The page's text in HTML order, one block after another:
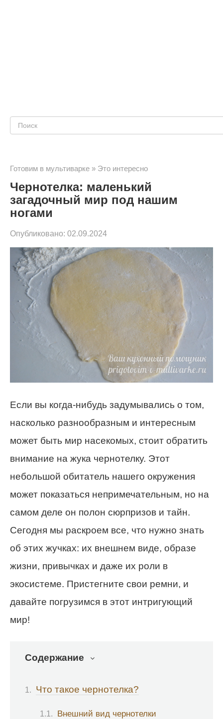
Поиск:
Готовим в мультиварке » Это интересно
Чернотелка: маленький
загадочный мир под нашим
ногами
Опубликовано: 02.09.2024
Если вы когда-нибудь задумывались о том,
насколько разнообразным и интересным
может быть мир насекомых, стоит обратить
внимание на жука чернотелку. Этот
небольшой обитатель нашего окружения
может показаться непримечательным, но на
самом деле он полон сюрпризов и тайн.
Сегодня мы раскроем все, что нужно знать
об этих жучках: их внешнем виде, образе
жизни, привычках и даже их роли в
экосистеме. Пристегните свои ремни, и
давайте погрузимся в этот интригующий
мир!
Содержание
Что такое чернотелка?
Внешний вид чернотелки